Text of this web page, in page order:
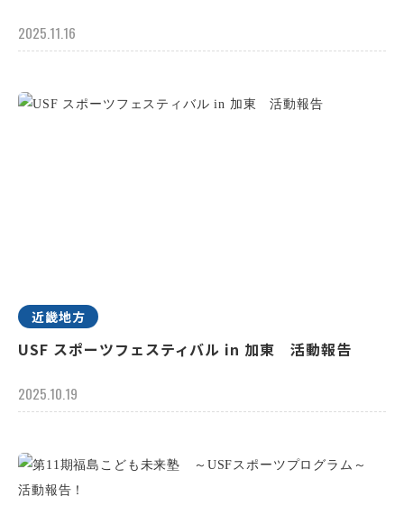
2025.11.16
近畿地方
USF スポーツフェスティバル in 加東 活動報告
2025.10.19